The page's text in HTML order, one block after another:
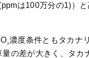
は100万分の1)）
₂濃度条件ともタカナ
の差が大きく、タ